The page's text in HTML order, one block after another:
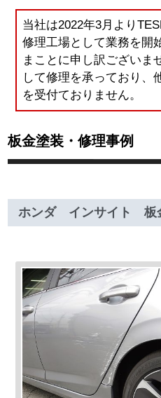
当社は2022年3月より
修理工場として業務を開
まことに申し訳ございま
して修理を承っており、
を受付ておりません。
板金塗装・修理事例
ホンダ インサイト 板